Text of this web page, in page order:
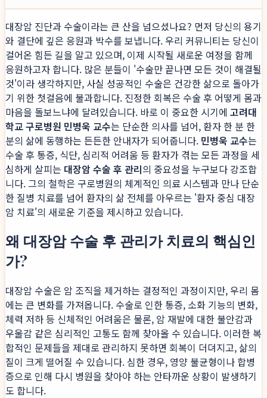
대장암 진단과 수술이라는 큰 산을 넘으셨나요? 먼저 당신의 용기
와 결단에 깊은 응원과 박수를 보냅니다. 우리 커뮤니티는 당신이
걸어온 힘든 길을 알고 있으며, 이제 시작될 새로운 여정을 함께
응원하고자 합니다. 많은 분들이 '수술만 끝나면 모든 것이 해결될
것'이라 생각하지만, 사실 성공적인 수술은 건강한 삶으로 돌아가
기 위한 첫걸음에 불과합니다. 진정한 회복은 수술 후 어떻게 몸과
마음을 돌보느냐에 달려있습니다. 바로 이 중요한 시기에 고려대
학교 구로병원 민병욱 교수는 단순한 의사를 넘어, 환자 한 분 한
분의 삶에 동행하는 든든한 안내자가 되어줍니다. 민병욱 교수는
수술 후 통증, 식단, 심리적 어려움 등 환자가 겪는 모든 과정을 세
심하게 살피는 대장암 수술 후 관리의 중요성을 누구보다 강조합
니다. 그의 철학은 구로병원의 체계적인 의료 시스템과 만나 단순
한 질병 치료를 넘어 환자의 삶 전체를 아우르는 '환자 중심 대장
암 치료'의 새로운 기준을 제시하고 있습니다.
왜 대장암 수술 후 관리가 치료의 핵심인
가?
대장암 수술은 암 조직을 제거하는 결정적인 과정이지만, 우리 몸
에는 큰 변화를 가져옵니다. 수술로 인한 통증, 소화 기능의 변화,
체력 저하 등 신체적인 어려움은 물론, 암 재발에 대한 불안감과
우울감 같은 심리적인 고통도 함께 찾아올 수 있습니다. 이러한 복
합적인 문제들을 제대로 관리하지 못하면 회복이 더뎌지고, 삶의
질이 크게 떨어질 수 있습니다. 심한 경우, 영양 불균형이나 합병
증으로 인해 다시 병원을 찾아야 하는 안타까운 상황이 발생하기
도 합니다.